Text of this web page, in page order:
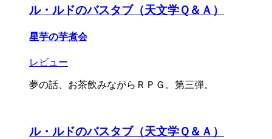
ル・ルドのバスタブ（天文学Ｑ＆Ａ）
星芋の芋煮会
レビュー
夢の話、お茶飲みながらＲＰＧ。第三弾。
ル・ルドのバスタブ（天文学Ｑ＆Ａ）